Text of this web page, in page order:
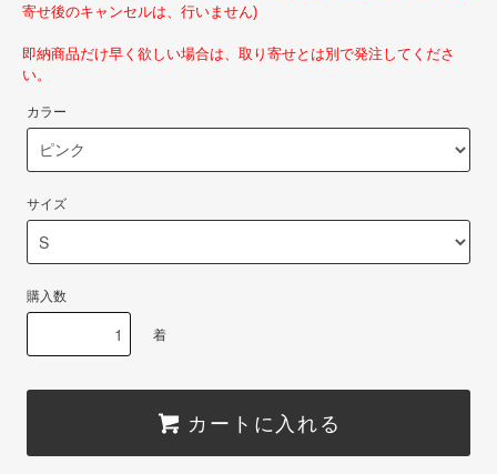
寄せ後のキャンセルは、行いません)
即納商品だけ早く欲しい場合は、取り寄せとは別で発注してくださ
い。
カラー
サイズ
購入数
着
カートに入れる